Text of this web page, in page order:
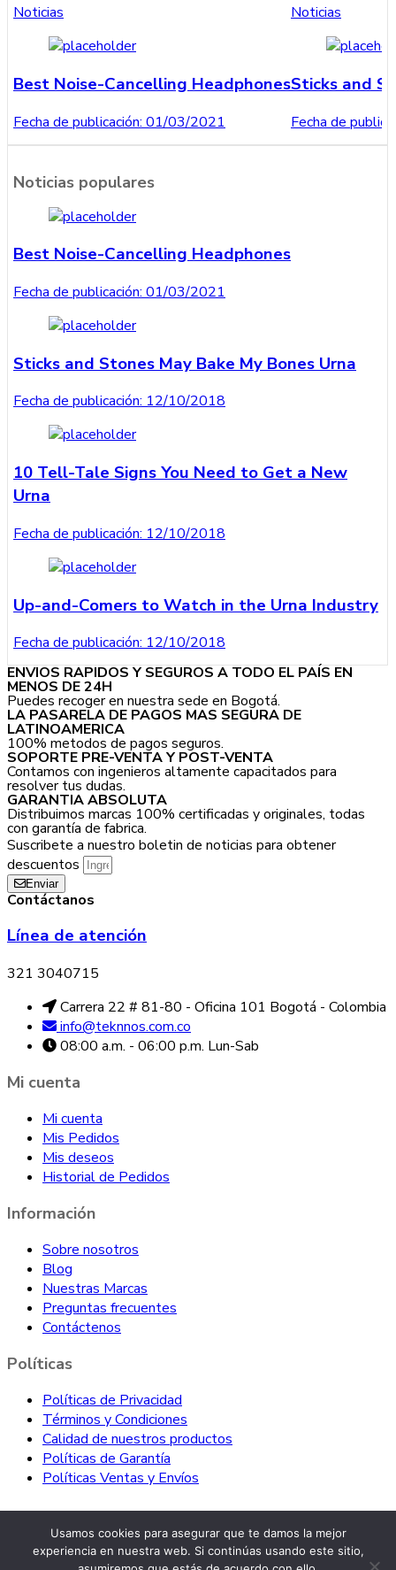
Noticias
Best Noise-Cancelling Headphones
Fecha de publicación: 01/03/2021
Noticias
Sticks and
Fecha de
Noticias populares
Best Noise-Cancelling Headphones
Fecha de publicación: 01/03/2021
Sticks and Stones May Bake My Bones Urna
Fecha de publicación:12/10/2018
10 Tell-Tale Signs You Need to Get a New
Urna
Fecha de publicación: 12/10/2018
Up-and-Comers to Watch in the Urna Industry
Fecha de publicación: 12/10/2018
ENVIOS RAPIDOS Y SEGUROS A TODO EL PAÍS EN
MENOS DE 24H
Puedes recoger en nuestra sede en Bogotá.
LA PASARELA DE PAGOS MAS SEGURA DE
LATINOAMERICA
100% metodos de pagos seguros.
SOPORTE PRE-VENTA Y POST-VENTA
Contamos con ingenieros altamente capacitados para
resolver tus dudas.
GARANTIA ABSOLUTA
Distribuimos marcas 100% certificadas y originales, todas
con garantía de fabrica.
Suscribete a nuestro boletin de noticias para obtener
descuentos
Enviar
Contáctanos
Línea de atención
321 3040715
Carrera 22 # 81-80 - Oficina 101 Bogotá - Colombia
info@teknnos.com.co
08:00 a.m. - 06:00 p.m. Lun-Sab
Mi cuenta
Mi cuenta
Mis Pedidos
Mis deseos
Historial de Pedidos
Información
Sobre nosotros
Blog
Nuestras Marcas
Preguntas frecuentes
Contáctenos
Políticas
Políticas de Privacidad
Términos y Condiciones
Calidad de nuestros productos
Políticas de Garantía
Políticas Ventas y Envíos
Usamos cookies para asegurar que te damos la mejor
experiencia en nuestra web. Si continúas usando este sitio,